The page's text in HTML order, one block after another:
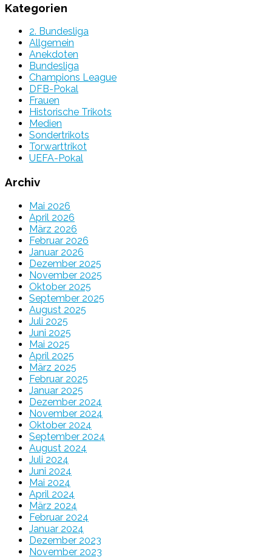
Kategorien
2. Bundesliga
Allgemein
Anekdoten
Bundesliga
Champions League
DFB-Pokal
Frauen
Historische Trikots
Medien
Sondertrikots
Torwarttrikot
UEFA-Pokal
Archiv
Mai 2026
April 2026
März 2026
Februar 2026
Januar 2026
Dezember 2025
November 2025
Oktober 2025
September 2025
August 2025
Juli 2025
Juni 2025
Mai 2025
April 2025
März 2025
Februar 2025
Januar 2025
Dezember 2024
November 2024
Oktober 2024
September 2024
August 2024
Juli 2024
Juni 2024
Mai 2024
April 2024
März 2024
Februar 2024
Januar 2024
Dezember 2023
November 2023